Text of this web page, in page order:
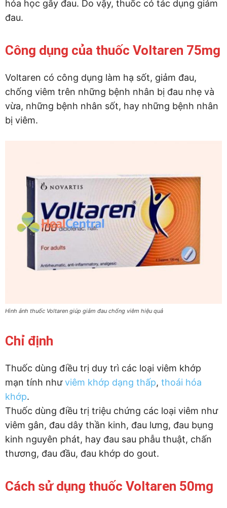
hóa học gây đau. Do vậy, thuốc có tác dụng giảm
đau.
Công dụng của thuốc Voltaren 75mg
Voltaren có công dụng làm hạ sốt, giảm đau,
chống viêm trên những bệnh nhân bị đau nhẹ và
vừa, những bệnh nhân sốt, hay những bệnh nhân
bị viêm.
Hình ảnh thuốc Voltaren giúp giảm đau chống viêm hiệu quả
Chỉ định
Thuốc dùng điều trị duy trì các loại viêm khớp
mạn tính nhưviêm khớp dạng thấp, thoái hóa
khớp.
Thuốc dùng điều trị triệu chứng các loại viêm như
viêm gân, đau dây thần kinh, đau lưng, đau bụng
kinh nguyên phát, hay đau sau phẫu thuật, chấn
thương, đau đầu, đau khớp do gout.
Cách sử dụng thuốc Voltaren 50mg